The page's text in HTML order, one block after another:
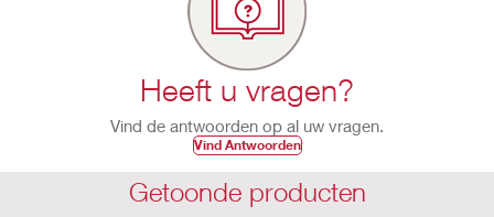
Heeft u vragen?
Vind de antwoorden op al uw vragen.
Vind Antwoorden
Getoonde producten